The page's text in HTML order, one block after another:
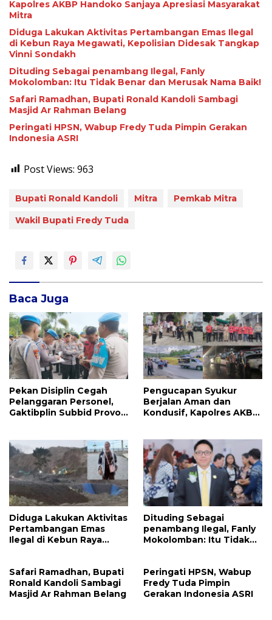
Kapolres AKBP Handoko Sanjaya Apresiasi Masyarakat
Mitra
Diduga Lakukan Aktivitas Pertambangan Emas Ilegal
di Kebun Raya Megawati, Kepolisian Didesak Tangkap
Vinni Sondakh
Dituding Sebagai penambang Ilegal, Fanly
Mokolomban: Itu Tidak Benar dan Merusak Nama Baik!
Safari Ramadhan, Bupati Ronald Kandoli Sambagi
Masjid Ar Rahman Belang
Peringati HPSN, Wabup Fredy Tuda Pimpin Gerakan
Indonesia ASRI
Post Views: 963
Bupati Ronald Kandoli Mitra
Pemkab Mitra
Wakil Bupati Fredy Tuda
Baca Juga
Pekan Disiplin Cegah
Pelanggaran Personel,
Gaktibplin Subbid Provos
Pengucapan Syukur
Berjalan Aman dan
Kondusif, Kapolres AKBP
Mitra
Diduga Lakukan Aktivitas
Pertambangan Emas
Ilegal di Kebun Raya
Sondakh
Dituding Sebagai
penambang Ilegal, Fanly
Mokolomban: Itu Tidak
Safari Ramadhan, Bupati
Ronald Kandoli Sambagi
Masjid Ar Rahman Belang
Peringati HPSN, Wabup
Fredy Tuda Pimpin
Gerakan Indonesia ASRI